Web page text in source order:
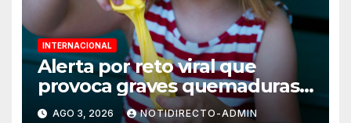
INTERNACIONAL
Alerta por reto viral que
provoca graves quemaduras
en menores
AGO 3, 2026 NOTIDIRECTO-ADMIN